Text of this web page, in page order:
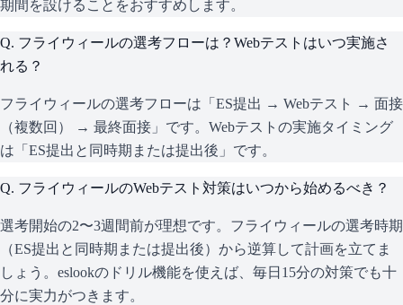
期間を設けることをおすすめします。
Q. フライウィールの選考フローは？Webテストはいつ実施さ
れる？
フライウィールの選考フローは「ES提出 → Webテスト → 面接
（複数回） → 最終面接」です。Webテストの実施タイミング
は「ES提出と同時期または提出後」です。
Q. フライウィールのWebテスト対策はいつから始めるべき？
選考開始の2〜3週間前が理想です。フライウィールの選考時期
（ES提出と同時期または提出後）から逆算して計画を立てま
しょう。eslookのドリル機能を使えば、毎日15分の対策でも十
分に実力がつきます。